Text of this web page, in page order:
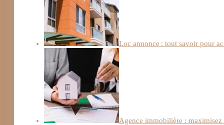
Loc annonce : tout savoir pour
Agence immobilière :